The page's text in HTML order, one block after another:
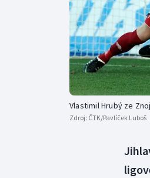
Vlastimil Hrubý ze
Zdroj: ČTK/Pavlíček Luboš